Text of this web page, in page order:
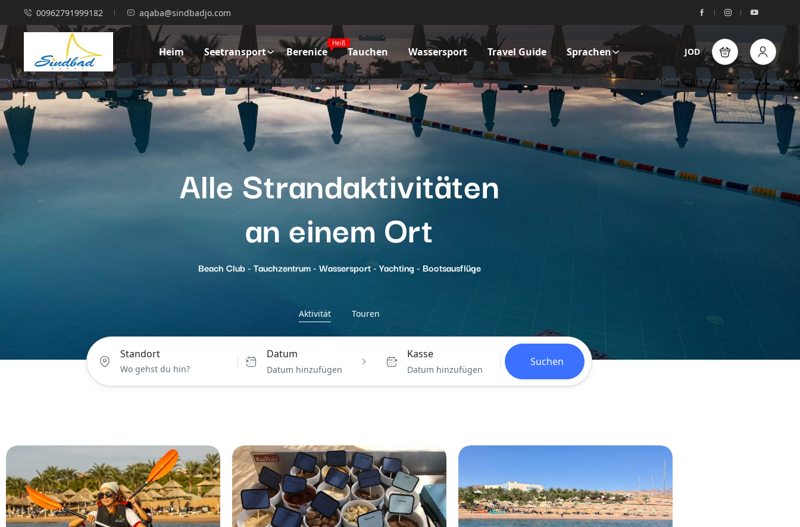
00962791999182 aqaba@sindbadjo.com
Heim Seetransport Berenice
Heiß
Tauchen Wassersport Travel Guide Sprachen JOD
Alle Strandaktivitäten
an einem Ort
Beach Club - Tauchzentrum - Wassersport - Yachting - Bootsausflüge
Aktivität Touren
Standort Datum
Datum hinzufügen
Kasse
Datum hinzufügen
Suchen